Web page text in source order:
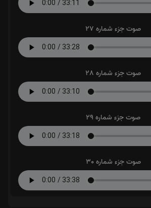
صوت جزء شماره 27
صوت جزء شماره 28
صوت جزء شماره 29
صوت جزء شماره 30